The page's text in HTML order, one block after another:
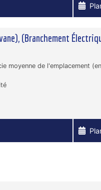
(Branchement
moyenne de l'emplacement (en